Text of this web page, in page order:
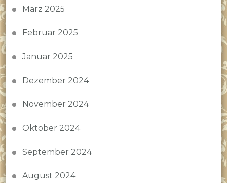
März 2025
Februar 2025
Januar 2025
Dezember 2024
November 2024
Oktober 2024
September 2024
August 2024